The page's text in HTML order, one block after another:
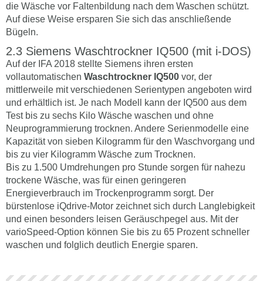
die Wäsche vor Faltenbildung nach dem Waschen schützt.
Auf diese Weise ersparen Sie sich das anschließende
Bügeln.
Siemens Waschtrockner IQ500 (mit i-DOS)
Auf der IFA 2018 stellte Siemens ihren ersten
vollautomatischen Waschtrockner IQ500 vor, der
mittlerweile mit verschiedenen Serientypen angeboten wird
und erhältlich ist. Je nach Modell kann der IQ500 aus dem
Test bis zu sechs Kilo Wäsche waschen und ohne
Neuprogrammierung trocknen. Andere Serienmodelle eine
Kapazität von sieben Kilogramm für den Waschvorgang und
bis zu vier Kilogramm Wäsche zum Trocknen.
Bis zu 1.500 Umdrehungen pro Stunde sorgen für nahezu
trockene Wäsche, was für einen geringeren
Energieverbrauch im Trockenprogramm sorgt. Der
bürstenlose iQdrive-Motor zeichnet sich durch Langlebigkeit
und einen besonders leisen Geräuschpegel aus. Mit der
varioSpeed-Option können Sie bis zu 65 Prozent schneller
waschen und folglich deutlich Energie sparen.